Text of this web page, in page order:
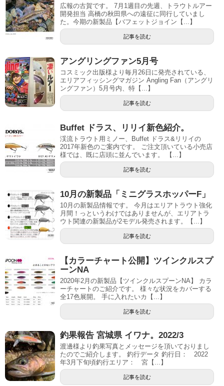
広報の古賀です。 7月1週目の先週、トラウトルアー
開発担当 高橋の秋田県への遠征に同行していまし
た。今期の新製品【バフェットジョイン【...】
記事を読む
アングリングファン5月号
コスミック出版様より毎月26日に発売されている、
エリアフィッシングマガジン Angling Fan（アングリ
ングファン）5月号内、特【...】
記事を読む
Buffet ドラス、リリイ新色紹介。
渓流トラウト用ミノー、Buffet ドラス&リリイの
2017年新色のご案内です。 ご注文頂いている小売店
様では、既に店頭に並んでいます。 【...】
記事を読む
10月の新製品「ミニグラスホッパーF」
10月の新製品情報です。 今月はエリアトラウト強化
月間！っというわけではありませんが、エリアトラ
ウト関連の新製品が2モデル発売されます。【...】
記事を読む
【カラーチャート公開】ツインクルスプ
ーンNA
2020年2月の新製品【ツインクルスプーンNA】 カラ
ーチャートのご紹介です。 様々な状況をカバーする
全17色展開。 手に入れたいカ【...】
記事を読む
釣果報告 宮城県 イワナ。2022/3
渡邊様より釣果写真とメッセージを頂いておりまし
たのでご紹介します。 釣行データ 釣行日： 2022
年3月下旬頃釣行エリア： 宮【...】
記事を読む